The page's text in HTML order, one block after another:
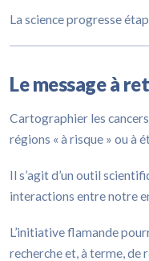
La science progresse
Le message à
Cartographier les
régions « à risque » ou à
Il s’agit d’un outil
interactions entre notre
L’initiative flamande
recherche et, à terme,